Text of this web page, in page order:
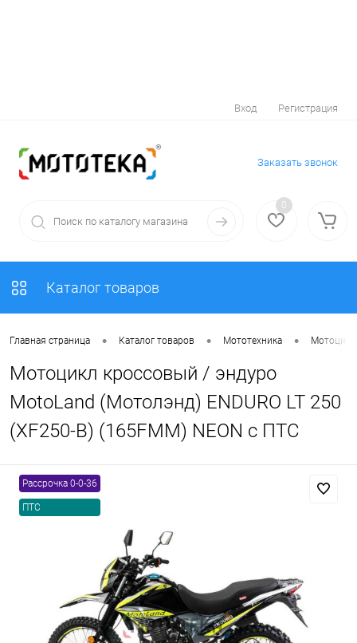
Вход Регистрация
Заказать звонок
0
Каталог товаров
Главная страница • Каталог товаров • Мототехника •
Мотоцикл кроссовый / эндуро
MotoLand (Мотолэнд) ENDURO LT 250
(XF250-B) (165FMM) NEON с ПТС
Рассрочка 0-0-36
ПТС